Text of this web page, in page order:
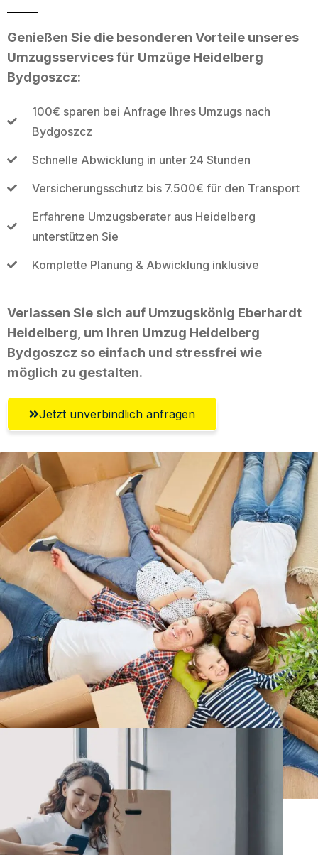
Genießen Sie die besonderen Vorteile unseres
Umzugsservices für Umzüge Heidelberg
Bydgoszcz:
100€ sparen bei Anfrage Ihres Umzugs nach
Bydgoszcz
Schnelle Abwicklung in unter 24 Stunden
Versicherungsschutz bis 7.500€ für den Transport
Erfahrene Umzugsberater aus Heidelberg
unterstützen Sie
Komplette Planung & Abwicklung inklusive
Verlassen Sie sich auf Umzugskönig Eberhardt
Heidelberg, um Ihren Umzug Heidelberg
Bydgoszcz so einfach und stressfrei wie
möglich zu gestalten.
Jetzt unverbindlich anfragen